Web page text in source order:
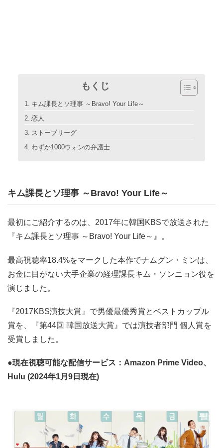
もくじ
キム課長とソ理事 ～Bravo! Your Life～
恋人
ストーブリーグ
わずか1000ウォンの弁護士
キム課長とソ理事 ～Bravo! Your Life～
最初にご紹介するのは、2017年に韓国KBSで放送された
『キム課長とソ理事 ～Bravo! Your Life～』。
最高視聴率18.4%をマークした本作でナムグン・ミンは、
お金に目がない大手企業の経理課長キム・ソンニョン役を
演じました。
『2017KBS演技大賞』で男優最優秀賞とベストカップル
賞を、『第44回 韓国放送大賞』では演技者部門 個人賞を
受賞しました。
●現在視聴可能な配信サービス：Amazon Prime Video、
Hulu (2024年1月9日現在)